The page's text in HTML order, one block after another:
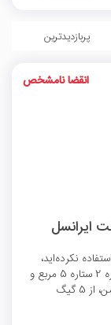
پربازدیدترین
استفاده نکرده‌اید،
می‌توانید با شماره‌گیری کد دستوری ستاره 4444 ستاره 2 ستاره 5 مربع و
گیگ
انقضا نامشخص